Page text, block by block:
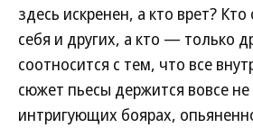
здесь искренен, а кто врет?
себя и других, а кто — только
соотносится с тем, что все
сюжет пьесы держится вовсе
интригующих боярах,